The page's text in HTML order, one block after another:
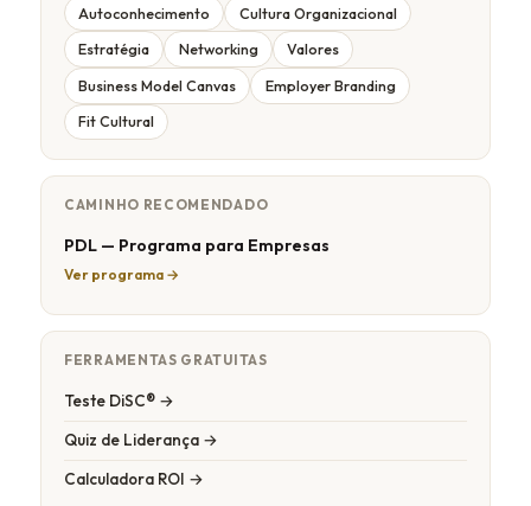
Autoconhecimento Cultura Organizacional
Estratégia Networking Valores
Business Model Canvas Employer Branding
Fit Cultural
CAMINHO RECOMENDADO
PDL — Programa para Empresas
Ver programa →
FERRAMENTAS GRATUITAS
Teste DiSC® →
Quiz de Liderança →
Calculadora ROI →